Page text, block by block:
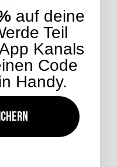
Dank!
auf deine
Teil
Kanals
Code
Handy.